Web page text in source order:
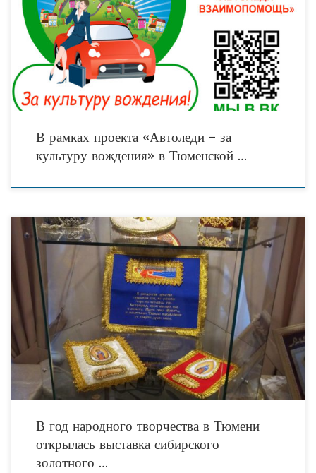
В ближайшие выходные в Тюменской области стартует серия просветительских
семинаров в рамках социально значимого проекта «Автоледи – за культуру
вождения», который реализуется на территории юга
В рамках проекта «Автоледи – за
культуру вождения» в Тюменской …
Президент страны Владимир Путин предложил многоэтапную программу
реализации и долгосрочного развития народного творчества, подчеркнув, что
культурное наследие народов России — это одно из важнейших достояний
В год народного творчества в Тюмени
открылась выставка сибирского
золотного …